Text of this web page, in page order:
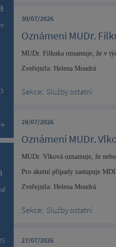
30/07/2026
Oznámení MUDr.
MUDr. Filkuka oznamuje, že v
Zveřejnila: Helena Moudrá
Sekce: Služby ostatní
28/07/2026
Oznámení MUDr.
MUDr. Vlková oznamuje, že
Pro akutní případy zastupuje
Zveřejnila: Helena Moudrá
Sekce: Služby ostatní
27/07/2026